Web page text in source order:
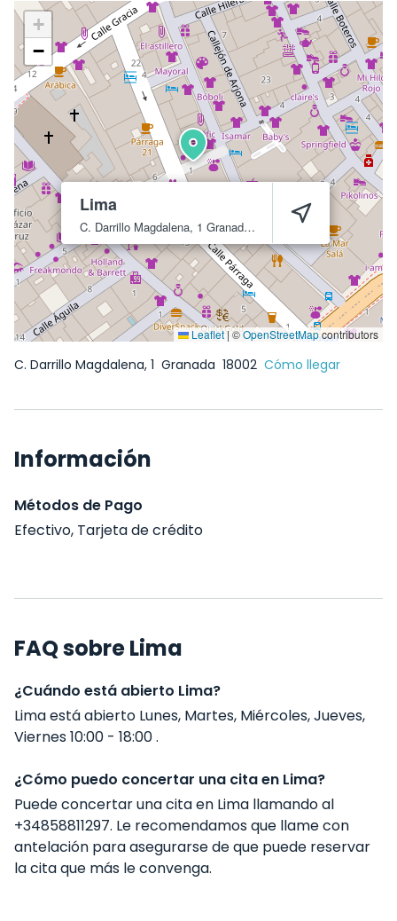
Lima
C. Darrillo Magdalena, 1 Granada
+
−
Leaflet|©OpenStreetMapcontributors
C. Darrillo Magdalena, 1 Granada 18002 Cómo llegar
Información
Métodos de Pago
Efectivo, Tarjeta de crédito
FAQ sobre Lima
¿Cuándo está abierto Lima?
Lima está abierto Lunes, Martes, Miércoles, Jueves,
Viernes 10:00 - 18:00 .
¿Cómo puedo concertar una cita en Lima?
Puede concertar una cita en Lima llamando al
+34858811297. Le recomendamos que llame con
antelación para asegurarse de que puede reservar
la cita que más le convenga.